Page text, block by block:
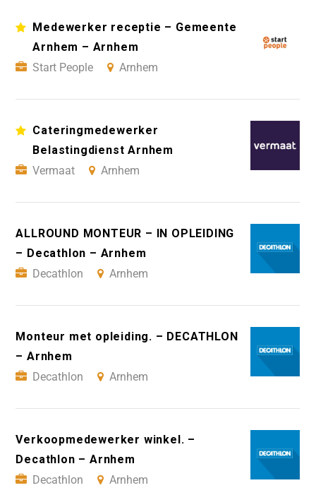
Medewerker receptie – Gemeente
Arnhem – Arnhem
Start People
Arnhem
Cateringmedewerker
Belastingdienst Arnhem
Vermaat
Arnhem
ALLROUND MONTEUR – IN OPLEIDING
– Decathlon – Arnhem
Decathlon
Arnhem
Monteur met opleiding. – DECATHLON
– Arnhem
Decathlon
Arnhem
Verkoopmedewerker winkel. –
Decathlon – Arnhem
Decathlon
Arnhem